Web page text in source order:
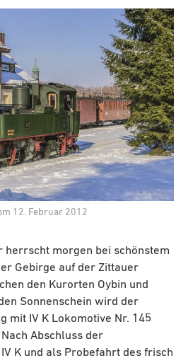
12. Februar 2012
herrscht morgen bei schönstem
Gebirge auf der Zittauer
den Kurorten Oybin und
Sonnenschein wird der
mit IV K Lokomotive Nr. 145
Abschluss der
K und als Probefahrt des frisch